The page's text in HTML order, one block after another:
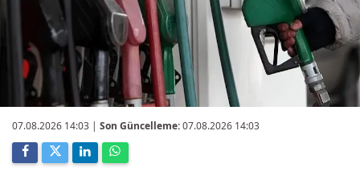
07.08.2026 14:03 | Son Güncelleme:07.08.2026 14:03